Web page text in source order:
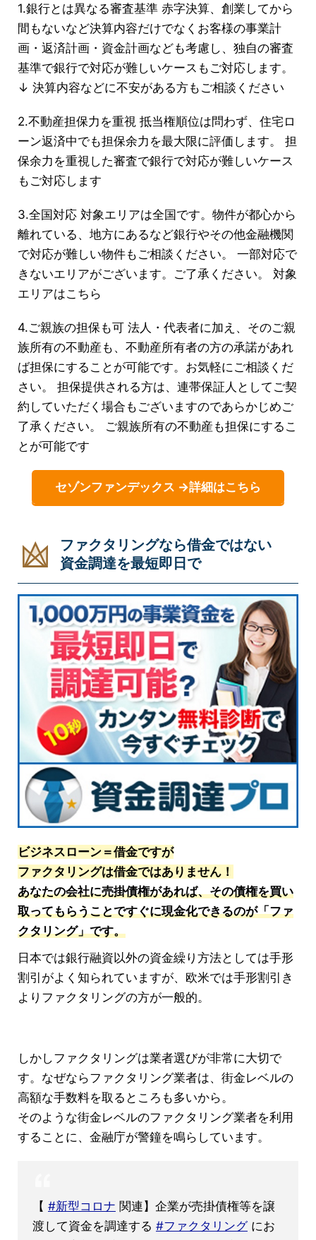
1.銀行とは異なる審査基準 赤字決算、創業してから
間もないなど決算内容だけでなくお客様の事業計
画・返済計画・資金計画なども考慮し、独自の審査
基準で銀行で対応が難しいケースもご対応します。
↓ 決算内容などに不安がある方もご相談ください
2.不動産担保力を重視 抵当権順位は問わず、住宅ロ
ーン返済中でも担保余力を最大限に評価します。 担
保余力を重視した審査で銀行で対応が難しいケース
もご対応します
3.全国対応 対象エリアは全国です。物件が都心から
離れている、地方にあるなど銀行やその他金融機関
で対応が難しい物件もご相談ください。 一部対応で
きないエリアがございます。ご了承ください。 対象
エリアはこちら
4.ご親族の担保も可 法人・代表者に加え、そのご親
族所有の不動産も、不動産所有者の方の承諾があれ
ば担保にすることが可能です。お気軽にご相談くだ
さい。 担保提供される方は、連帯保証人としてご契
約していただく場合もございますのであらかじめご
了承ください。 ご親族所有の不動産も担保にするこ
とが可能です
セゾンファンデックス →詳細はこちら
ファクタリングなら借金ではない
資金調達を最短即日で
ビジネスローン＝借金ですが
ファクタリングは借金ではありません！
あなたの会社に売掛債権があれば、その債権を買い
取ってもらうことですぐに現金化できるのが「ファ
クタリング」です。
日本では銀行融資以外の資金繰り方法としては手形
割引がよく知られていますが、欧米では手形割引き
よりファクタリングの方が一般的。
しかしファクタリングは業者選びが非常に大切で
す。なぜならファクタリング業者は、街金レベルの
高額な手数料を取るところも多いから。
そのような街金レベルのファクタリング業者を利用
することに、金融庁が警鐘を鳴らしています。
【 #新型コロナ 関連】企業が売掛債権等を譲
渡して資金を調達する #ファクタリングにお